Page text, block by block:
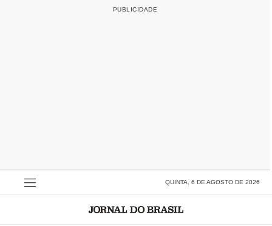
QUINTA, 6 DE AGOSTO DE 2026